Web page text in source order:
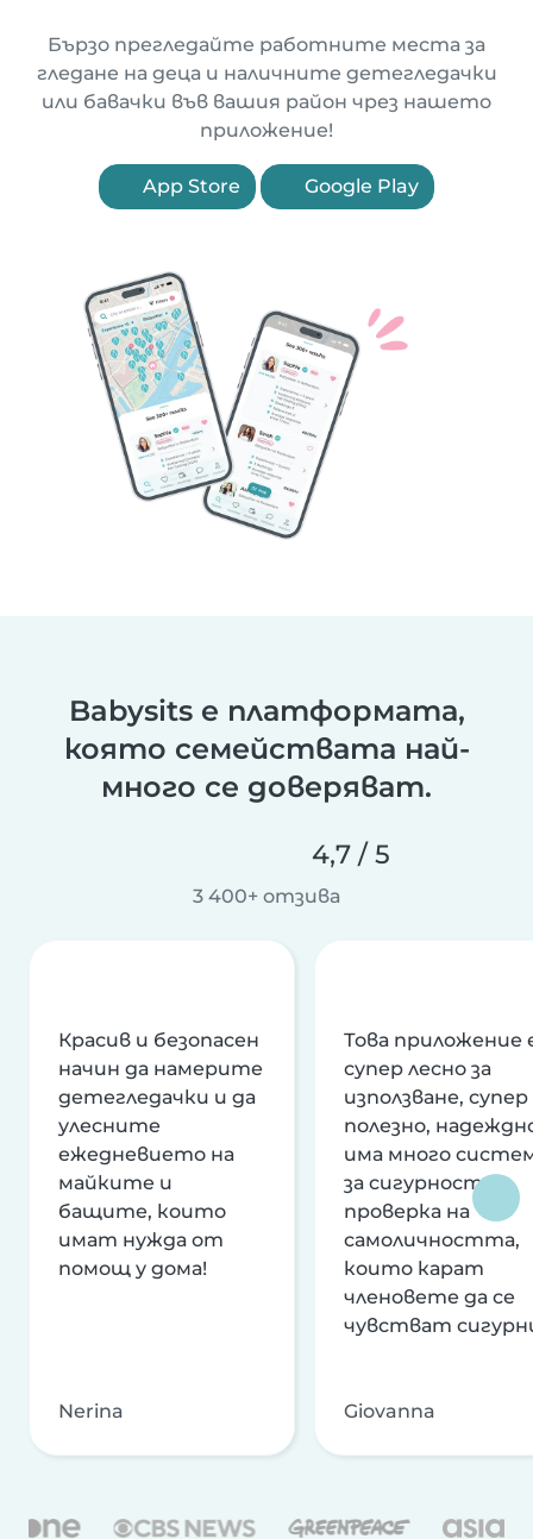
Бързо прегледайте работните места за
гледане на деца и наличните детегледачки
или бавачки във вашия район чрез нашето
приложение!
App Store Google Play
Babysits е платформата,
която семействата най-
много се доверяват.
4,7 / 5
3 400+ отзива
Красив и безопасен
начин да намерите
детегледачки и да
улесните
ежедневието на
майките и
бащите, които
имат нужда от
помощ у дома!
Nerina
Това приложение
супер лесно за
използване, супер
полезно,
има много
за сигурност и
проверка на
самоличността,
които карат
членовете да се
чувстват
Giovanna